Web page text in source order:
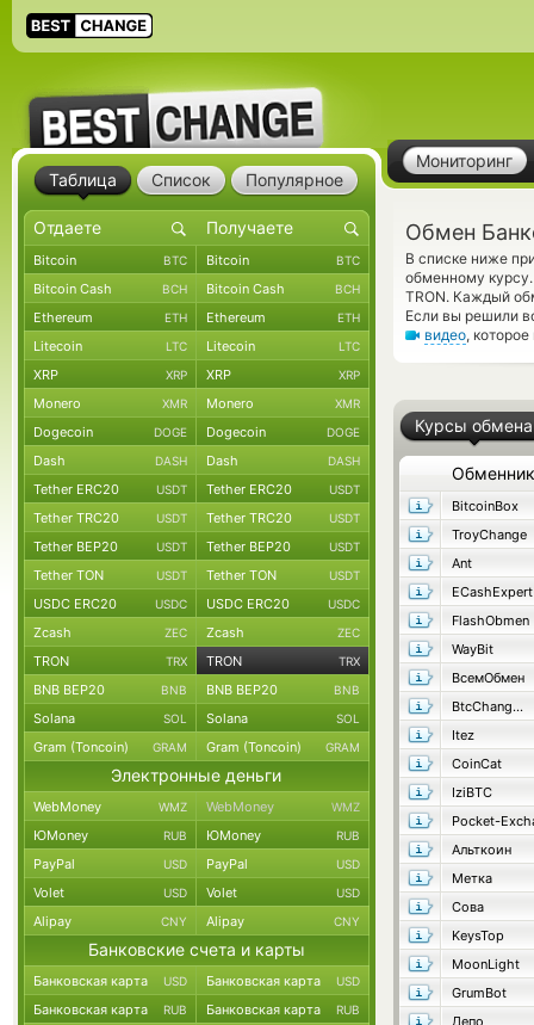
Мониторинг
Обмен
В списке ниже
обменному
TRON. Каждый
Если вы решили
видео,
Курсы обмена
Обменник
BitcoinBox
TroyChange
Ant
ECashExpert
FlashObmen
WayBit
ВсемОбмен
BtcChange24
Itez
CoinCat
IziBTC
Pocket-
Альткоин
Метка
Сова
KeysTop
MoonLight
GrumBot
Депо
Таблица Список Популярное
Bitcoin BTC Bitcoin BTC
Bitcoin Cash BCH Bitcoin Cash BCH
Ethereum ETH Ethereum ETH
Litecoin LTC Litecoin LTC
XRP XRP XRP XRP
Monero XMR Monero XMR
Dogecoin DOGE Dogecoin DOGE
Dash DASH Dash DASH
Tether ERC20 USDT Tether ERC20 USDT
Tether TRC20 USDT Tether TRC20 USDT
Tether BEP20 USDT Tether BEP20 USDT
Tether TON USDT Tether TON USDT
USDC ERC20 USDC USDC ERC20 USDC
Zcash ZEC Zcash ZEC
TRON TRX TRON TRX
BNB BEP20 BNB BNB BEP20 BNB
Solana SOL Solana SOL
Gram (Toncoin) GRAM Gram (Toncoin) GRAM
Электронные деньги
WebMoney WMZ WebMoney WMZ
ЮMoney RUB ЮMoney RUB
PayPal USD PayPal USD
Volet USD Volet USD
Alipay CNY Alipay CNY
Банковские счета и карты
Банковская карта USD Банковская карта USD
Банковская карта RUB Банковская карта RUB